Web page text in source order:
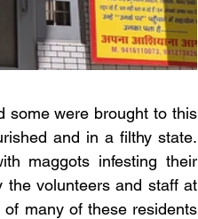
some were brought to this
and in a filthy state.
maggots infesting their
the volunteers and staff at
many of these residents